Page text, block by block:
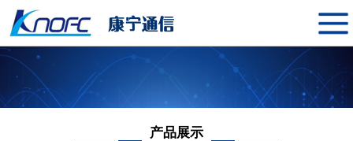
产品展示